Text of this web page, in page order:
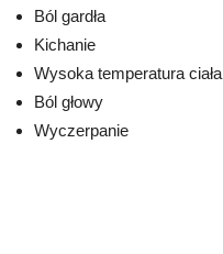
Ból gardła
Kichanie
Wysoka temperatura ciała
Ból głowy
Wyczerpanie